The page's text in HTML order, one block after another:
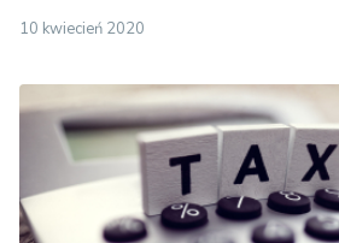
10 kwiecień 2020